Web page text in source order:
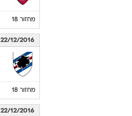
מחזור 18
22/12/2016
מחזור 18
22/12/2016